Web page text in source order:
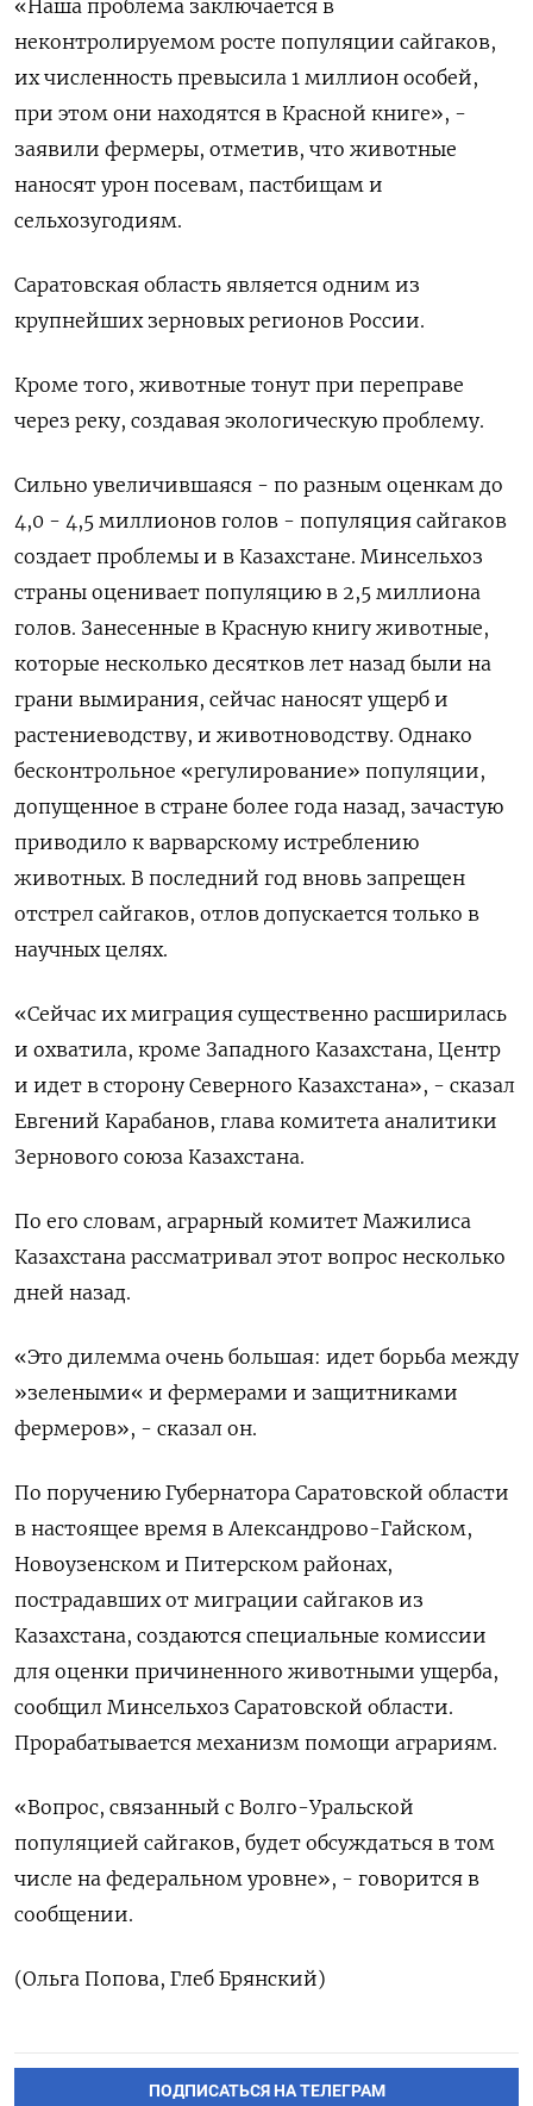
«Наша проблема заключается в
неконтролируемом росте популяции сайгаков,
их численность превысила 1 миллион особей,
при этом они находятся в Красной книге», -
заявили фермеры, отметив, что животные
наносят урон посевам, пастбищам и
сельхозугодиям.
Саратовская область является одним из
крупнейших зерновых регионов России.
Кроме того, животные тонут при переправе
через реку, создавая экологическую проблему.
Сильно увеличившаяся - по разным оценкам до
4,0 - 4,5 миллионов голов - популяция сайгаков
создает проблемы и в Казахстане. Минсельхоз
страны оценивает популяцию в 2,5 миллиона
голов. Занесенные в Красную книгу животные,
которые несколько десятков лет назад были на
грани вымирания, сейчас наносят ущерб и
растениеводству, и животноводству. Однако
бесконтрольное «регулирование» популяции,
допущенное в стране более года назад, зачастую
приводило к варварскому истреблению
животных. В последний год вновь запрещен
отстрел сайгаков, отлов допускается только в
научных целях.
«Сейчас их миграция существенно расширилась
и охватила, кроме Западного Казахстана, Центр
и идет в сторону Северного Казахстана», - сказал
Евгений Карабанов, глава комитета аналитики
Зернового союза Казахстана.
По его словам, аграрный комитет Мажилиса
Казахстана рассматривал этот вопрос несколько
дней назад.
«Это дилемма очень большая: идет борьба между
»зелеными« и фермерами и защитниками
фермеров», - сказал он.
По поручению Губернатора Саратовской области
в настоящее время в Александрово-Гайском,
Новоузенском и Питерском районах,
пострадавших от миграции сайгаков из
Казахстана, создаются специальные комиссии
для оценки причиненного животными ущерба,
сообщил Минсельхоз Саратовской области.
Прорабатывается механизм помощи аграриям.
«Вопрос, связанный с Волго-Уральской
популяцией сайгаков, будет обсуждаться в том
числе на федеральном уровне», - говорится в
сообщении.
(Ольга Попова, Глеб Брянский)
ПОДПИСАТЬСЯ НА ТЕЛЕГРАМ